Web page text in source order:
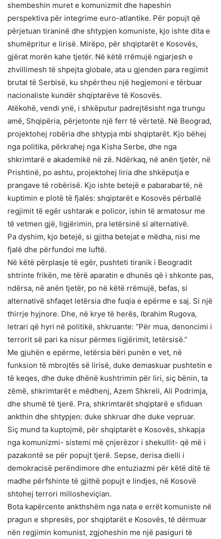
shembeshin muret e komunizmit dhe hapeshin
perspektiva për integrime euro-atlantike. Për popujt që
përjetuan tiraninë dhe shtypjen komuniste, kjo ishte dita e
shumëpritur e lirisë. Mirëpo, për shqiptarët e Kosovës,
gjërat morën kahe tjetër. Në këtë rrëmujë ngjarjesh e
zhvillimesh të shpejta globale, ata u gjenden para regjimit
brutal të Serbisë, ku shpërtheu një hegjemoni e tërbuar
nacionaliste kundër shqiptarëve të Kosovës.
Atëkohë, vendi ynë, i shkëputur padrejtësisht nga trungu
amë, Shqipëria, përjetonte një ferr të vërtetë. Në Beograd,
projektohej robëria dhe shtypja mbi shqiptarët. Kjo bëhej
nga politika, përkrahej nga Kisha Serbe, dhe nga
shkrimtarë e akademikë në zë. Ndërkaq, në anën tjetër, në
Prishtinë, po ashtu, projektohej liria dhe shkëputja e
prangave të robërisë. Kjo ishte betejë e pabarabartë, në
kuptimin e plotë të fjalës: shqiptarët e Kosovës përballë
regjimit të egër ushtarak e policor, ishin të armatosur me
të vetmen gjë, ligjërimin, pra letërsinë si alternativë.
Pa dyshim, kjo betejë, si gjitha betejat e mëdha, nisi me
fjalë dhe përfundoi me luftë.
Në këtë përplasje të egër, pushteti tiranik i Beogradit
shtrinte frikën, me tërë aparatin e dhunës që i shkonte pas,
ndërsa, në anën tjetër, po në këtë rrëmujë, befas, si
alternativë shfaqet letërsia dhe fuqia e epërme e saj. Si një
thirrje hyjnore. Dhe, në krye të herës, Ibrahim Rugova,
letrari që hyri në politikë, shkruante: “Për mua, denoncimi i
terrorit së pari ka nisur përmes ligjërimit, letërsisë.”
Me gjuhën e epërme, letërsia bëri punën e vet, në
funksion të mbrojtës së lirisë, duke demaskuar pushtetin e
të keqes, dhe duke dhënë kushtrimin për liri, siç bënin, ta
zëmë, shkrimtarët e mëdhenj, Azem Shkreli, Ali Podrimja,
dhe shumë të tjerë. Pra, shkrimtarët shqiptarë e sfiduan
ankthin dhe shtypjen: duke shkruar dhe duke vepruar.
Siç mund ta kuptojmë, për shqiptarët e Kosovës, shkapja
nga komunizmi- sistemi më çnjerëzor i shekullit- që më i
pazakontë se për popujt tjerë. Sepse, derisa dielli i
demokracisë perëndimore dhe entuziazmi për këtë ditë të
madhe përfshinte të gjithë popujt e lindjes, në Kosovë
shtohej terrori millosheviçian.
Bota kapërcente ankthshëm nga nata e errët komuniste në
pragun e shpresës, por shqiptarët e Kosovës, të dërmuar
nën regjimin komunist, zgjoheshin me një pasiguri të